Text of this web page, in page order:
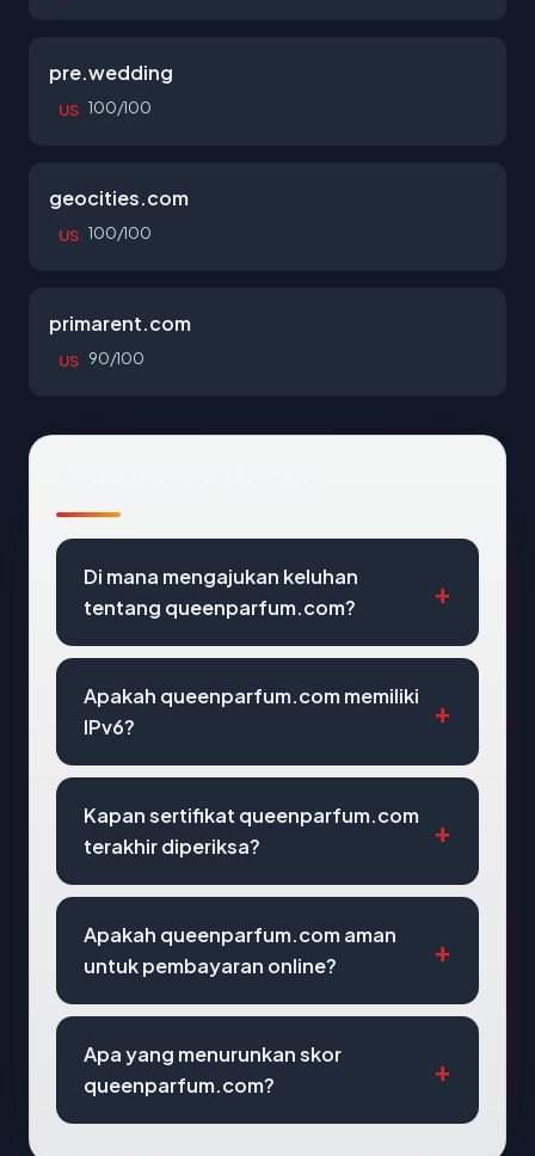
pre.wedding
US 100/100
geocities.com
US 100/100
primarent.com
US 90/100
Di mana mengajukan keluhan
tentang queenparfum.com?
Apakah queenparfum.com memiliki
IPv6?
Kapan sertifikat queenparfum.com
terakhir diperiksa?
Apakah queenparfum.com aman
untuk pembayaran online?
Apa yang menurunkan skor
queenparfum.com?